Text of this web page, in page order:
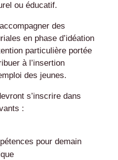
ou éducatif.
des
en phase d’idéation
particulière portée
à l’insertion
des jeunes.
s’inscrire dans
:
pour demain